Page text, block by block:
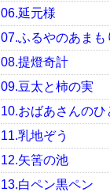
06.延元様
07.ふるやのあまも
08.提燈奇計
09.豆太と柿の実
10.おばあさんのひ
11.乳地ぞう
12.矢筈の池
13.白ペン黒ペン